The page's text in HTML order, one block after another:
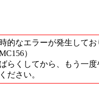
的なエラーが発生してお
MC156）
らくしてから、もう一度
ださい。